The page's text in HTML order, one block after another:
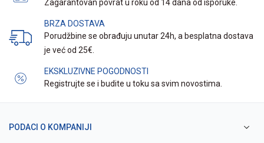
Zagarantovan povrat u roku od 14 dana od isporuke.
BRZA DOSTAVA
Porudžbine se obrađuju unutar 24h, a besplatna dostava
je već od 25€.
EKSKLUZIVNE POGODNOSTI
Registrujte se i budite u toku sa svim novostima.
PODACI O KOMPANIJI